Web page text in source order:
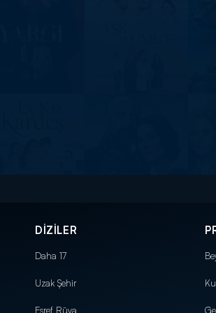
DİZİLER
Daha 17
Uzak Şehir
Eşref Rüya